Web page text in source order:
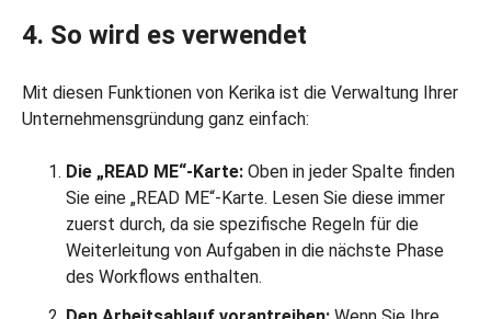
4. So wird es verwendet
Mit diesen Funktionen von Kerika ist die Verwaltung Ihrer
Unternehmensgründung ganz einfach:
Die „READ ME“-Karte: Oben in jeder Spalte finden
Sie eine „READ ME“-Karte. Lesen Sie diese immer
zuerst durch, da sie spezifische Regeln für die
Weiterleitung von Aufgaben in die nächste Phase
des Workflows enthalten.